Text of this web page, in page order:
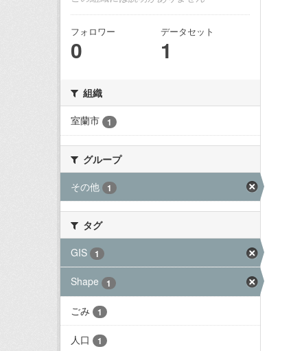
フォロワー
0
データセット
1
組織
室蘭市
1
グループ
その他
1
タグ
GIS
1
Shape 1
ごみ 1
人口 1